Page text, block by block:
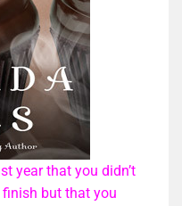
year that you didn’t
but that you